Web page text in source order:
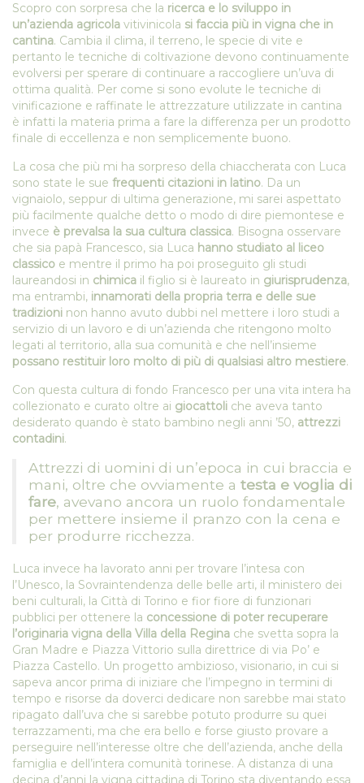
Scopro con sorpresa che la ricerca e lo sviluppo in
un’azienda agricola vitivinicola si faccia più in vigna che in
cantina. Cambia il clima, il terreno, le specie di vite e
pertanto le tecniche di coltivazione devono continuamente
evolversi per sperare di continuare a raccogliere un’uva di
ottima qualità. Per come si sono evolute le tecniche di
vinificazione e raffinate le attrezzature utilizzate in cantina
è infatti la materia prima a fare la differenza per un prodotto
finale di eccellenza e non semplicemente buono.
La cosa che più mi ha sorpreso della chiaccherata con Luca
sono state le sue frequenti citazioni in latino. Da un
vignaiolo, seppur di ultima generazione, mi sarei aspettato
più facilmente qualche detto o modo di dire piemontese e
invece è prevalsa la sua cultura classica. Bisogna osservare
che sia papà Francesco, sia Luca hanno studiato al liceo
classico e mentre il primo ha poi proseguito gli studi
laureandosi in chimica il figlio si è laureato in giurisprudenza,
ma entrambi, innamorati della propria terra e delle sue
tradizioni non hanno avuto dubbi nel mettere i loro studi a
servizio di un lavoro e di un’azienda che ritengono molto
legati al territorio, alla sua comunità e che nell’insieme
possano restituir loro molto di più di qualsiasi altro mestiere.
Con questa cultura di fondo Francesco per una vita intera ha
collezionato e curato oltre ai giocattoli che aveva tanto
desiderato quando è stato bambino negli anni ’50, attrezzi
contadini.
Attrezzi di uomini di un’epoca in cui braccia e
mani, oltre che ovviamente a testa e voglia di
fare, avevano ancora un ruolo fondamentale
per mettere insieme il pranzo con la cena e
per produrre ricchezza.
Luca invece ha lavorato anni per trovare l’intesa con
l’Unesco, la Sovraintendenza delle belle arti, il ministero dei
beni culturali, la Città di Torino e fior fiore di funzionari
pubblici per ottenere la concessione di poter recuperare
l’originaria vigna della Villa della Regina che svetta sopra la
Gran Madre e Piazza Vittorio sulla direttrice di via Po’ e
Piazza Castello. Un progetto ambizioso, visionario, in cui si
sapeva ancor prima di iniziare che l’impegno in termini di
tempo e risorse da doverci dedicare non sarebbe mai stato
ripagato dall’uva che si sarebbe potuto produrre su quei
terrazzamenti, ma che era bello e forse giusto provare a
perseguire nell’interesse oltre che dell’azienda, anche della
famiglia e dell’intera comunità torinese. A distanza di una
decina d’anni la vigna cittadina di Torino sta diventando essa